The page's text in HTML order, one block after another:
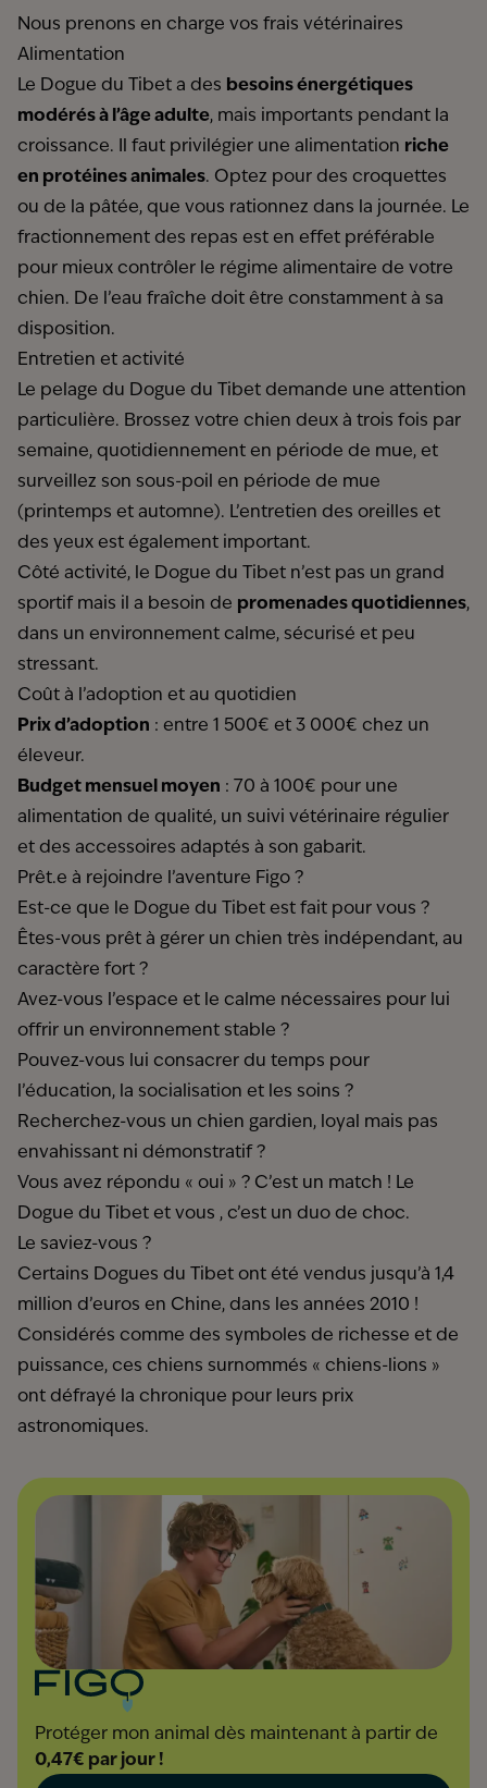
Nous prenons en charge vos frais vétérinaires
Alimentation
Le Dogue du Tibet a des besoins énergétiques
modérés à l’âge adulte, mais importants pendant la
croissance. Il faut privilégier une alimentation riche
en protéines animales. Optez pour des croquettes
ou de la pâtée, que vous rationnez dans la journée. Le
fractionnement des repas est en effet préférable
pour mieux contrôler le régime alimentaire de votre
chien. De l’eau fraîche doit être constamment à sa
disposition.
Entretien et activité
Le pelage du Dogue du Tibet demande une attention
particulière. Brossez votre chien deux à trois fois par
semaine, quotidiennement en période de mue, et
surveillez son sous-poil en période de mue
(printemps et automne). L’entretien des oreilles et
des yeux est également important.
Côté activité, le Dogue du Tibet n’est pas un grand
sportif mais il a besoin de promenades quotidiennes,
dans un environnement calme, sécurisé et peu
stressant.
Coût à l’adoption et au quotidien
Prix d’adoption : entre 1 500€ et 3 000€ chez un
éleveur.
Budget mensuel moyen : 70 à 100€ pour une
alimentation de qualité, un suivi vétérinaire régulier
et des accessoires adaptés à son gabarit.
Prêt.e à rejoindre l’aventure Figo ?
Est-ce que le Dogue du Tibet est fait pour vous ?
Êtes-vous prêt à gérer un chien très indépendant, au
caractère fort ?
Avez-vous l’espace et le calme nécessaires pour lui
offrir un environnement stable ?
Pouvez-vous lui consacrer du temps pour
l’éducation, la socialisation et les soins ?
Recherchez-vous un chien gardien, loyal mais pas
envahissant ni démonstratif ?
Vous avez répondu « oui » ? C’est un match ! Le
Dogue du Tibet et vous , c’est un duo de choc.
Le saviez-vous ?
Certains Dogues du Tibet ont été vendus jusqu’à 1,4
million d’euros en Chine, dans les années 2010 !
Considérés comme des symboles de richesse et de
puissance, ces chiens surnommés « chiens-lions »
ont défrayé la chronique pour leurs prix
astronomiques.
Protéger mon animal dès maintenant à partir de
0,47€ par jour !